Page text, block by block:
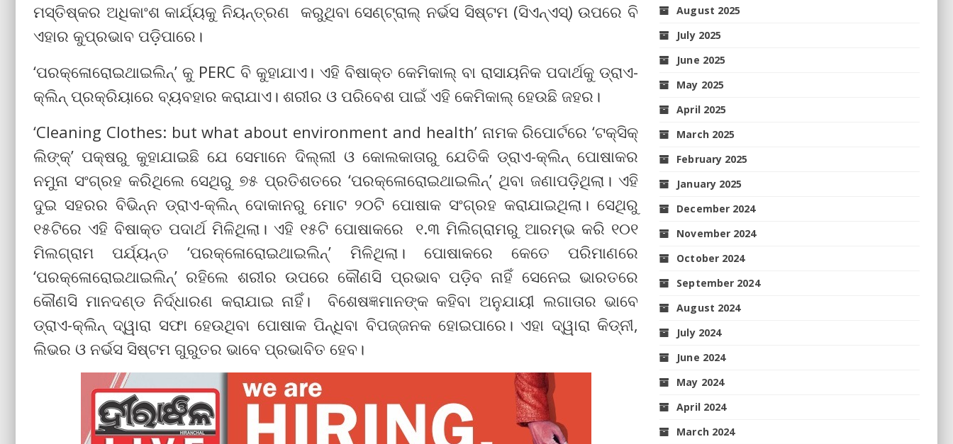
ମସ୍ତିଷ୍କର ଅଧିକାଂଶ କାର୍ଯ୍ୟକୁ ନିୟନ୍ତ୍ରଣ କରୁଥିବା ସେଣ୍ଟ୍ରାଲ୍ ନର୍ଭସ ସିଷ୍ଟମ (ସିଏନ୍‌ଏସ୍‌) ଉପରେ ବି
ଏହାର କୁପ୍ରଭାବ ପଡ଼ିପାରେ।
‘ପରକ୍ଳୋରୋଇଥାଇଲିନ୍‌’ କୁ PERC ବି କୁହାଯାଏ। ଏହି ବିଷାକ୍ତ କେମିକାଲ୍ ବା ରାସାୟନିକ ପଦାର୍ଥକୁ ଡ୍ରାଏ-
କ୍ଲିନ୍ ପ୍ରକ୍ରିୟାରେ ବ୍ୟବହାର କରାଯାଏ। ଶରୀର ଓ ପରିବେଶ ପାଇଁ ଏହି କେମିକାଲ୍ ହେଉଛି ଜହର।
‘Cleaning Clothes: but what about environment and health’ ନାମକ ରିପୋର୍ଟରେ ‘ଟକ୍ସିକ୍
ଲିଙ୍କ୍’ ପକ୍ଷରୁ କୁହାଯାଇଛି ଯେ ସେମାନେ ଦିଲ୍ଲୀ ଓ କୋଲକାତାରୁ ଯେତିକି ଡ୍ରାଏ-କ୍ଲିନ୍ ପୋଷାକର
ନମୁନା ସଂଗ୍ରହ କରିଥିଲେ ସେଥିରୁ ୭୫ ପ୍ରତିଶତରେ ‘ପରକ୍ଳୋରୋଇଥାଇଲିନ୍‌’ ଥିବା ଜଣାପଡ଼ିଥିଲା। ଏହି
ଦୁଇ ସହରର ବିଭିନ୍ନ ଡ୍ରାଏ-କ୍ଲିନ୍ ଦୋକାନରୁ ମୋଟ ୨୦ଟି ପୋଷାକ ସଂଗ୍ରହ କରାଯାଇଥିଲା। ସେଥିରୁ
୧୫ଟିରେ ଏହି ବିଷାକ୍ତ ପଦାର୍ଥ ମିଳିଥିଲା। ଏହି ୧୫ଟି ପୋଷାକରେ ୧.୩ ମିଲିଗ୍ରାମରୁ ଆରମ୍ଭ କରି ୧୦୧
ମିଲଗ୍ରାମ ପର୍ଯ୍ୟନ୍ତ ‘ପରକ୍ଳୋରୋଇଥାଇଲିନ୍‌’ ମିଳିଥିଲା। ପୋଷାକରେ କେତେ ପରିମାଣରେ
‘ପରକ୍ଳୋରୋଇଥାଇଲିନ୍‌’ ରହିଲେ ଶରୀର ଉପରେ କୌଣସି ପ୍ରଭାବ ପଡ଼ିବ ନାହିଁ ସେନେଇ ଭାରତରେ
କୌଣସି ମାନଦଣ୍ଡ ନିର୍ଦ୍ଧାରଣ କରାଯାଇ ନାହିଁ। ବିଶେଷଜ୍ଞମାନଙ୍କ କହିବା ଅନୁଯାୟୀ ଲଗାତାର ଭାବେ
ଡ୍ରାଏ-କ୍ଲିନ୍ ଦ୍ୱାରା ସଫା ହେଉଥିବା ପୋଷାକ ପିନ୍ଧିବା ବିପଜ୍ଜନକ ହୋଇପାରେ। ଏହା ଦ୍ୱାରା କିଡ୍‌ନୀ,
ଲିଭର ଓ ନର୍ଭସ ସିଷ୍ଟମ ଗୁରୁତର ଭାବେ ପ୍ରଭାବିତ ହେବ।
August 2025
July 2025
June 2025
May 2025
April 2025
March 2025
February 2025
January 2025
December 2024
November 2024
October 2024
September 2024
August 2024
July 2024
June 2024
May 2024
April 2024
March 2024